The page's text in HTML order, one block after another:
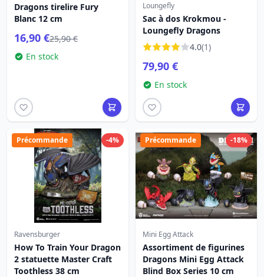
Dragons tirelire Fury
Blanc 12 cm
16,90 €25,90 €
En stock
Loungefly
Sac à dos Krokmou -
Loungefly Dragons
4.0(1)
79,90 €
En stock
-4%
Précommande
Ravensburger
How To Train Your Dragon
2 statuette Master Craft
Toothless 38 cm
-18%
Précommande
Mini Egg Attack
Assortiment de figurines
Dragons Mini Egg Attack
Blind Box Series 10 cm